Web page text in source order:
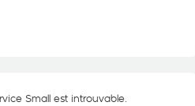
Small est introuvable.